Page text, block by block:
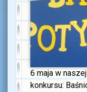
6 maja w
konkursu: